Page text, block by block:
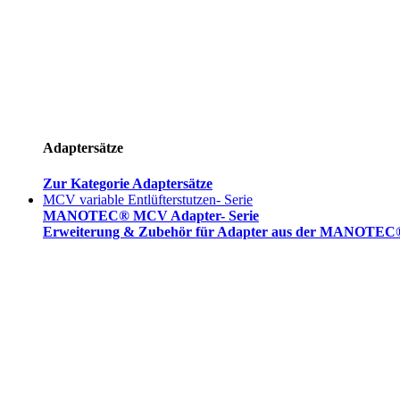
Adaptersätze
Zur Kategorie Adaptersätze
MCV variable Entlüfterstutzen- Serie
MANOTEC® MCV Adapter- Serie
Erweiterung & Zubehör für Adapter aus der